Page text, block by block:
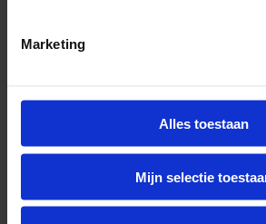
Marketing
Alles toestaan
Mijn selectie